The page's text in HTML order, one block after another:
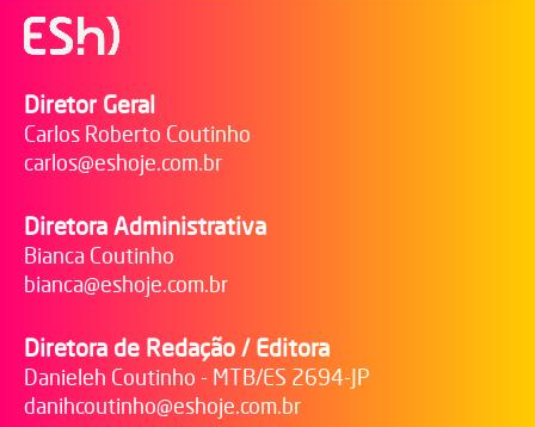
Diretor Geral
Carlos Roberto Coutinho
carlos@eshoje.com.br
Diretora Administrativa
Bianca Coutinho
bianca@eshoje.com.br
Diretora de Redação / Editora
Danieleh Coutinho - MTB/ES 2694-JP
danihcoutinho@eshoje.com.br